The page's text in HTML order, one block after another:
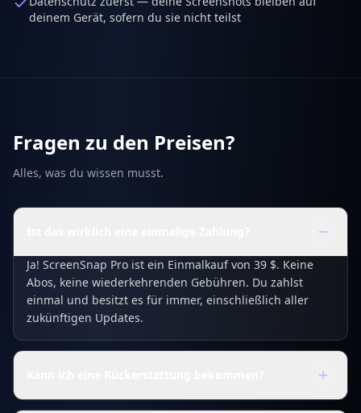
deinem Gerät, sofern du sie nicht teilst
Fragen zu den Preisen?
Alles, was du wissen musst.
Ja! ScreenSnap Pro ist ein Einmalkauf von 39 $. Keine
Abos, keine wiederkehrenden Gebühren. Du zahlst
einmal und besitzt es für immer, einschließlich aller
zukünftigen Updates.